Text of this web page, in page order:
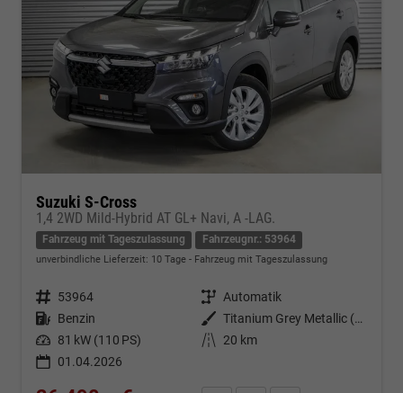
Suzuki S-Cross
1,4 2WD Mild-Hybrid AT GL+ Navi, A -LAG.
Fahrzeug mit Tageszulassung Fahrzeugnr.: 53964
unverbindliche Lieferzeit: 10 Tage Fahrzeug mit Tageszulassung
Fahrzeugnr. 53964 Getriebe Automatik
Kraftstoff Benzin Außenfarbe
Titanium Grey Metallic (ZZZ)
Leistung 81 kW (110 PS) Kilometerstand
20 km
01.04.2026